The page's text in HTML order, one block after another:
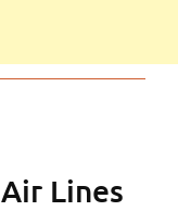
Lines